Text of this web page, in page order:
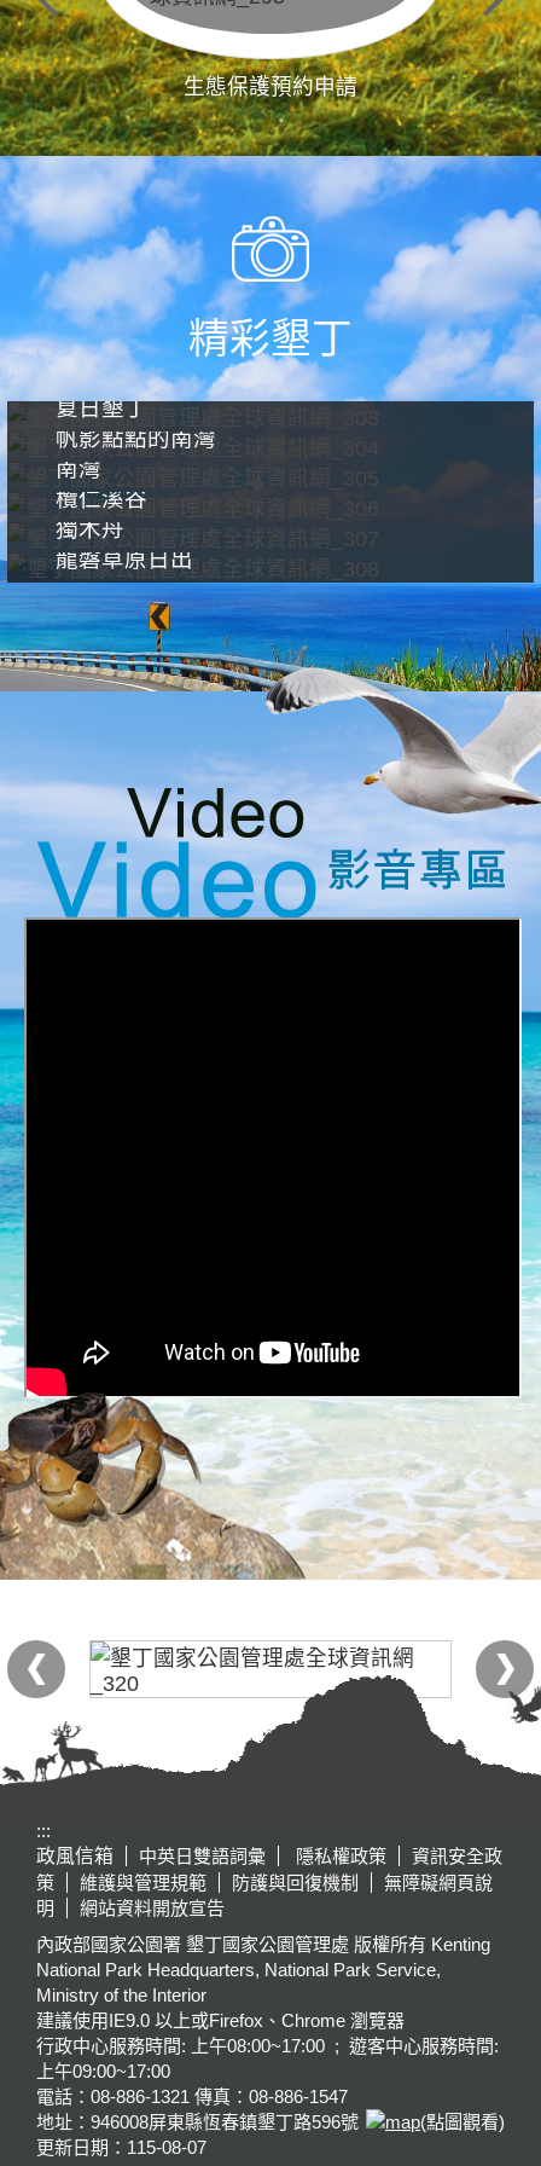
生態保護預約申請
精彩墾丁
夏日墾丁
帆影點點的南灣
南灣
欖仁溪谷
獨木舟
龍磐草原日出
:::
政風信箱
中英日雙語詞彙 隱私權政策
資訊安全政
策
維護與管理規範 防護與回復機制
無障礙網頁說
明
網站資料開放宣告
內政部國家公園署 墾丁國家公園管理處 版權所有 Kenting
National Park Headquarters, National Park Service,
Ministry of the Interior
建議使用IE9.0 以上或Firefox、Chrome 瀏覽器
行政中心服務時間: 上午08:00~17:00 ; 遊客中心服務時間:
上午09:00~17:00
電話：08-886-1321 傳真：08-886-1547
地址：946008屏東縣恆春鎮墾丁路596號
(點圖觀看)
更新日期： 115-08-07